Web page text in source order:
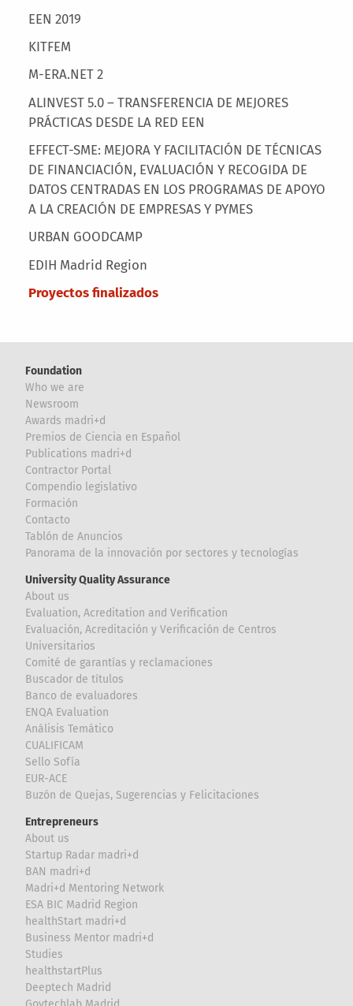
EEN 2019
KITFEM
M-ERA.NET 2
ALINVEST 5.0 – TRANSFERENCIA DE MEJORES
PRÁCTICAS DESDE LA RED EEN
EFFECT-SME: MEJORA Y FACILITACIÓN DE TÉCNICAS
DE FINANCIACIÓN, EVALUACIÓN Y RECOGIDA DE
DATOS CENTRADAS EN LOS PROGRAMAS DE APOYO
A LA CREACIÓN DE EMPRESAS Y PYMES
URBAN GOODCAMP
EDIH Madrid Region
Proyectos finalizados
Foundation
Who we are
Newsroom
Awards madri+d
Premios de Ciencia en Español
Publications madri+d
Contractor Portal
Compendio legislativo
Formación
Contacto
Tablón de Anuncios
Panorama de la innovación por sectores y tecnologías
University Quality Assurance
About us
Evaluation, Acreditation and Verification
Evaluación, Acreditación y Verificación de Centros
Universitarios
Comité de garantías y reclamaciones
Buscador de títulos
Banco de evaluadores
ENQA Evaluation
Análisis Temático
CUALIFICAM
Sello Sofía
EUR-ACE
Buzón de Quejas, Sugerencias y Felicitaciones
Entrepreneurs
About us
Startup Radar madri+d
BAN madri+d
Madri+d Mentoring Network
ESA BIC Madrid Region
healthStart madri+d
Business Mentor madri+d
Studies
healthstartPlus
Deeptech Madrid